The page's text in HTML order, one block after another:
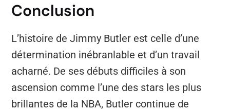
Conclusion
L’histoire de Jimmy Butler est celle d’une
détermination inébranlable et d’un travail
acharné. De ses débuts difficiles à son
ascension comme l’une des stars les plus
brillantes de la NBA, Butler continue de